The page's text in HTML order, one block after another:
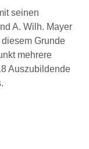
seinen
A. Wilh. Mayer
Grunde
mehrere
Auszubildende